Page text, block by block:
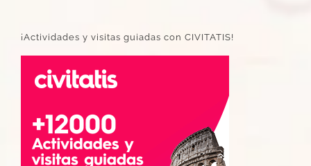
¡Actividades y visitas guiadas con CIVITATIS!